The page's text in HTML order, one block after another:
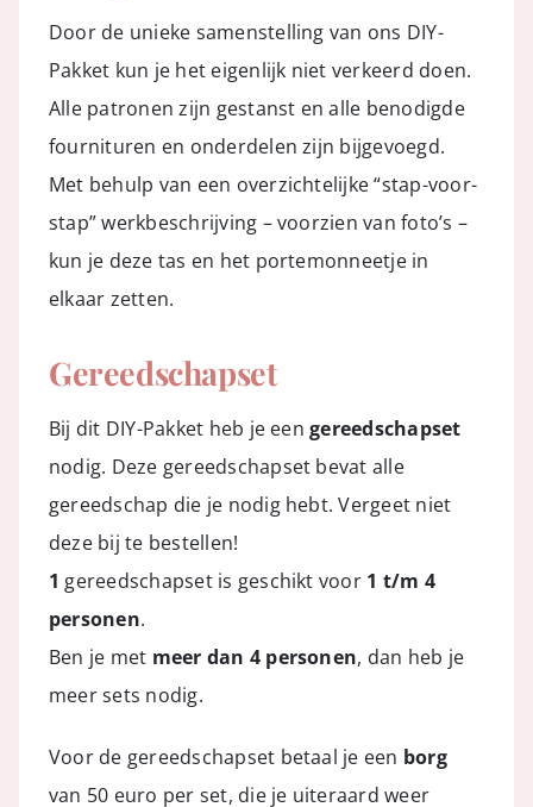
Door de unieke samenstelling van ons DIY-
Pakket kun je het eigenlijk niet verkeerd doen.
Alle patronen zijn gestanst en alle benodigde
fournituren en onderdelen zijn bijgevoegd.
Met behulp van een overzichtelijke “stap-voor-
stap” werkbeschrijving – voorzien van foto’s –
kun je deze tas en het portemonneetje in
elkaar zetten.
Gereedschapset
Bij dit DIY-Pakket heb je eengereedschapset
nodig. Deze gereedschapset bevat alle
gereedschap die je nodig hebt. Vergeet niet
deze bij te bestellen!
1 gereedschapset is geschikt voor 1 t/m 4
personen.
Ben je met meer dan 4 personen, dan heb je
meer sets nodig.
Voor de gereedschapset betaal je een borg
van 50 euro per set, die je uiteraard weer